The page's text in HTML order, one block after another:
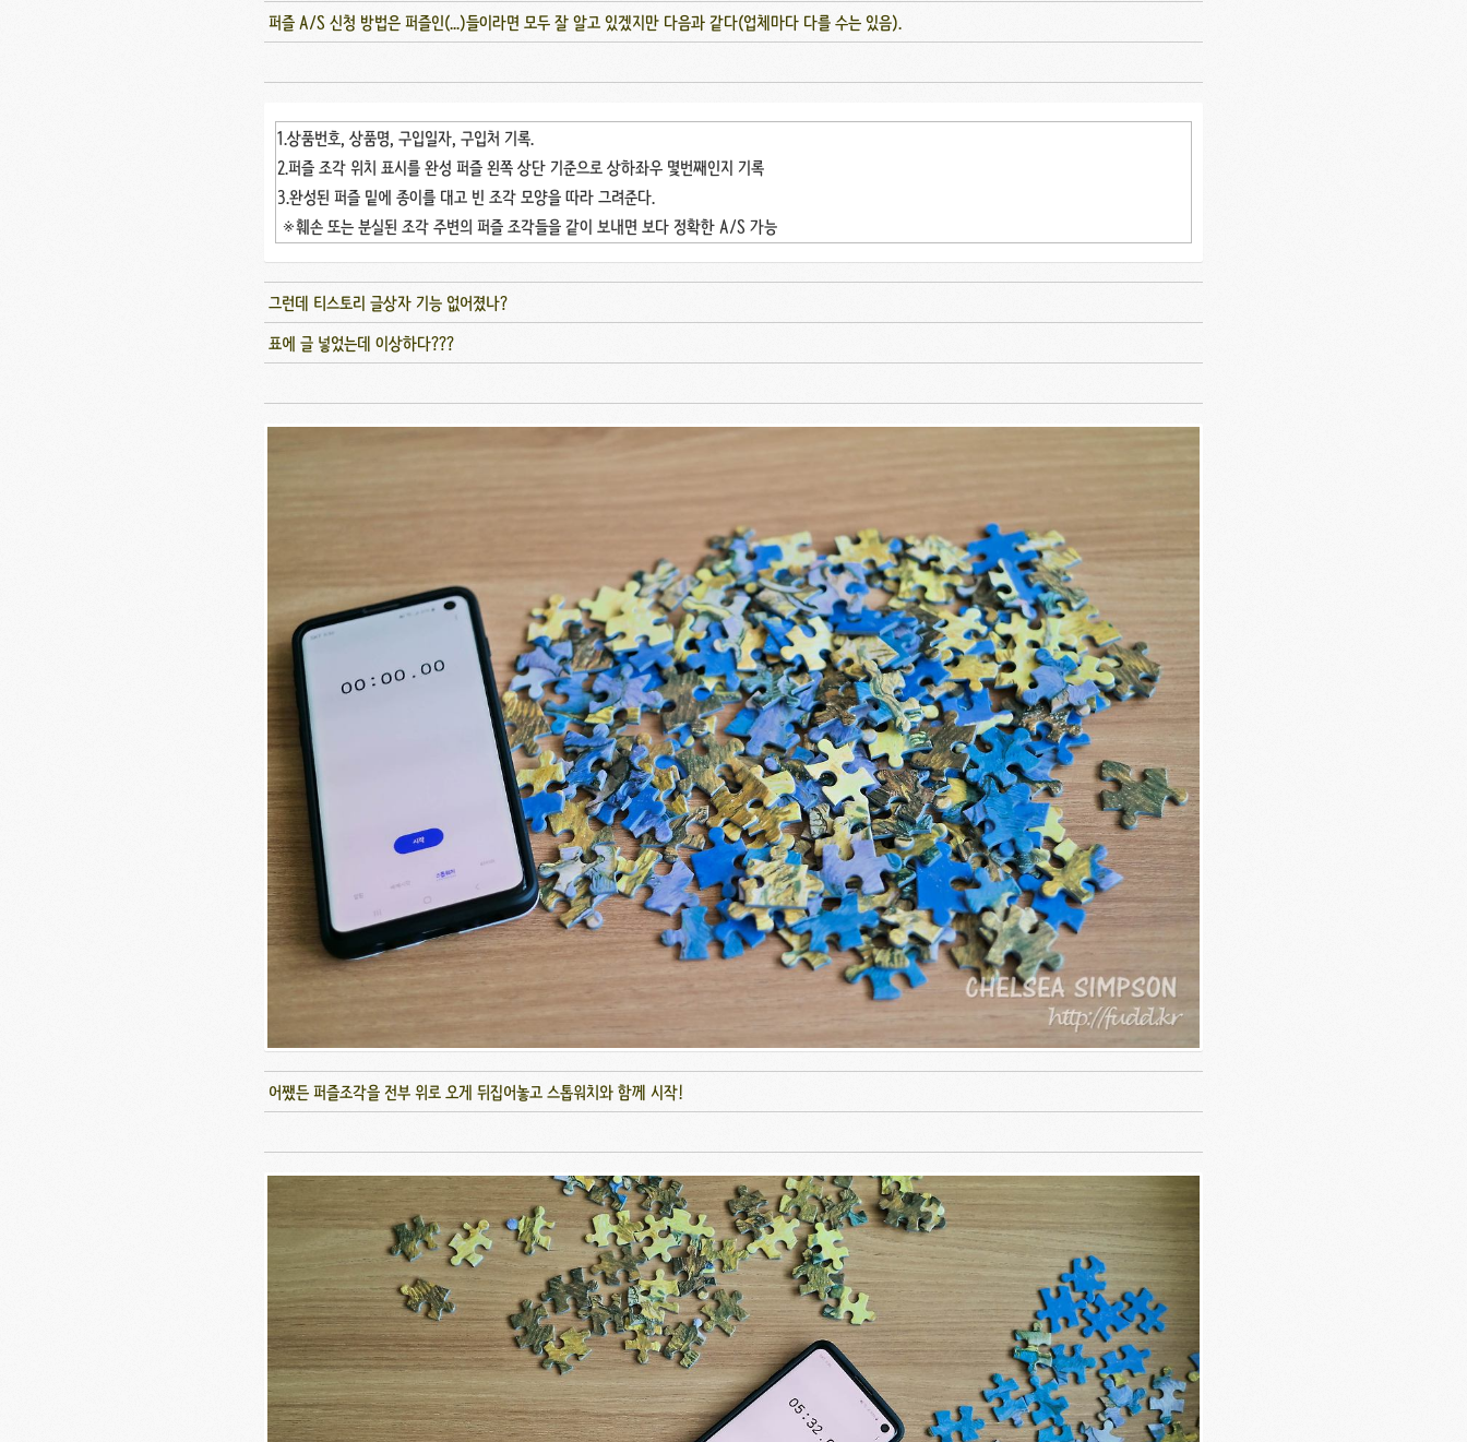
퍼즐 A/S 신청 방법은 퍼즐인(...)들이라면 모두 잘 알고 있겠지만 다음과 같다(업체마다 다를 수는 있음).
1.상품번호, 상품명, 구입일자, 구입처 기록.
2.퍼즐 조각 위치 표시를 완성 퍼즐 왼쪽 상단 기준으로 상하좌우 몇번째인지 기록
3.완성된 퍼즐 밑에 종이를 대고 빈 조각 모양을 따라 그려준다.
※훼손 또는 분실된 조각 주변의 퍼즐 조각들을 같이 보내면 보다 정확한 A/S 가능
그런데 티스토리 글상자 기능 없어졌나?
표에 글 넣었는데 이상하다???
어쨌든 퍼즐조각을 전부 위로 오게 뒤집어놓고 스톱워치와 함께 시작!